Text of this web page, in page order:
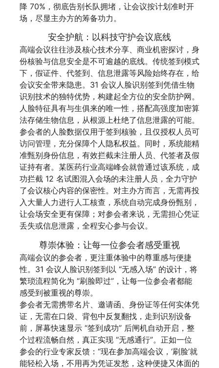
降 70%，彻底告别长队拥堵，让会议按计划准时开
场，尽显主办方的筹备功力。
安全护航：以科技守护会议底线
高端会议往往涉及核心技术分享、商业机密探讨，身
份核验与信息安全是不可逾越的底线。传统签到模式
下，假证件、代签到、信息泄露等风险始终存在，给
会议安全带来隐患。31 会议人脸识别签到凭借生物
识别技术的独特优势，构建起全方位的安全防护网。
人脸特征具有与生俱来的唯一性，搭配高强度加密算
法存储生物信息，从根源上杜绝了信息泄露的可能。
参会者的人脸数据仅用于签到核验，且仅授权人员可
访问管理，充分保障个人隐私权益。同时，系统能精
准甄别身份信息，有效拦截未注册人员、代签者及假
证持有者。某医药行业高端峰会就曾通过该系统，成
功拦截 12 名试图混入会场的未注册人员，全力守护
了会议核心内容的保密性。对主办方而言，无需再投
入大量人力进行人工核查，系统自动完成身份甄别，
让会场安全更有保障；对参会者来说，无需担心凭证
丢失或信息泄露，全程安心参与会议。
尊崇体验：让每一位参会者感受重视
高端会议的参会者，更注重体验中的尊重感与便捷
性。31 会议人脸识别签到以 “无感入场” 的设计，将
繁琐流程简化为 “刷脸即过”，让每一位参会者都能
感受到被重视的尊崇。
参会者无需携带名片、邀请函、身份证等任何实体凭
证，无需在口袋、背包中反复翻找，走到识别设备
前，屏幕快速显示 “签到成功” 后闸机自动开启，整
个过程流畅自然，真正实现 “无感通行”。正如一位
参会的行业专家反馈：“现在参加高端会议，‘刷脸’就
能轻松入场，不用再为凭证发愁，这种便捷又体面的